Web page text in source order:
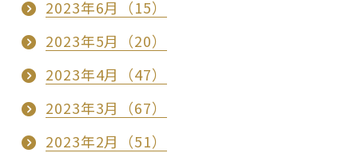
2023年6月（15）
2023年5月（20）
2023年4月（47）
2023年3月（67）
2023年2月（51）